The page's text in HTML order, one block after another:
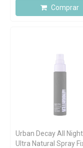
Comprar
Urban Decay All
Ultra Natural Spray